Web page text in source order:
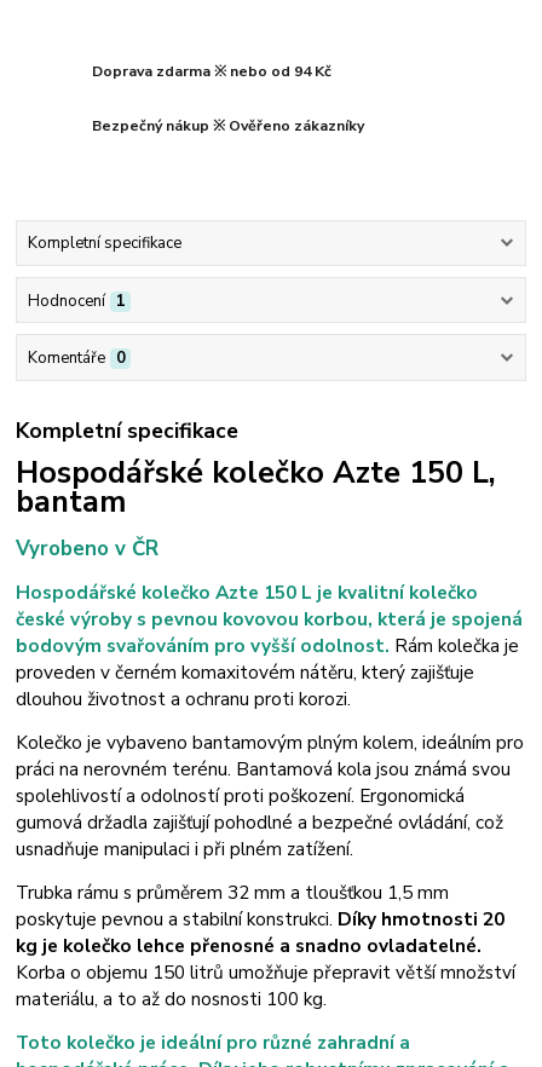
Doprava zdarma ※ nebo od 94 Kč
Bezpečný nákup ※ Ověřeno zákazníky
Kompletní specifikace
Hodnocení 1
Komentáře 0
Kompletní specifikace
Hospodářské kolečko Azte 150 L,
bantam
Vyrobeno v ČR
Hospodářské kolečko Azte 150 L je kvalitní kolečko
české výroby s pevnou kovovou korbou, která je spojená
bodovým svařováním pro vyšší odolnost. Rám kolečka je
proveden v černém komaxitovém nátěru, který zajišťuje
dlouhou životnost a ochranu proti korozi.
Kolečko je vybaveno bantamovým plným kolem, ideálním pro
práci na nerovném terénu. Bantamová kola jsou známá svou
spolehlivostí a odolností proti poškození. Ergonomická
gumová držadla zajišťují pohodlné a bezpečné ovládání, což
usnadňuje manipulaci i při plném zatížení.
Trubka rámu s průměrem 32 mm a tloušťkou 1,5 mm
poskytuje pevnou a stabilní konstrukci. Díky hmotnosti 20
kg je kolečko lehce přenosné a snadno ovladatelné.
Korba o objemu 150 litrů umožňuje přepravit větší množství
materiálu, a to až do nosnosti 100 kg.
Toto kolečko je ideální pro různé zahradní a